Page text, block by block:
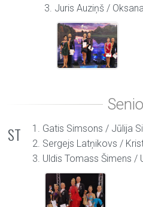
3. Juris Auziņš /
ST
1. Gatis Simsons / Jūlija
2. Sergejs Latņikovs /
3. Uldis Tomass Šimens /